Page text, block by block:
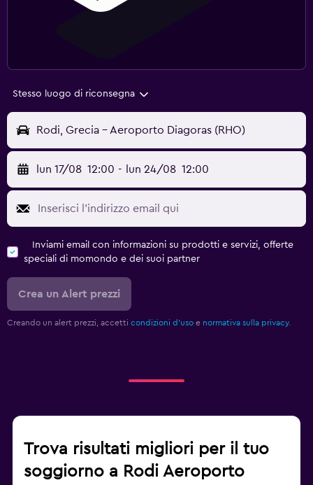
Stesso luogo di riconsegna
Rodi, Grecia - Aeroporto Diagoras (RHO)
lun 17/08 12:00 - lun 24/08 12:00
Inviami email con informazioni su prodotti e servizi, offerte
speciali di momondo e dei suoi partner
Crea un Alert prezzi
Creando un alert prezzi, accetti condizioni d'uso e normativa sulla privacy.
Trova risultati migliori per il tuo
soggiorno a Rodi Aeroporto